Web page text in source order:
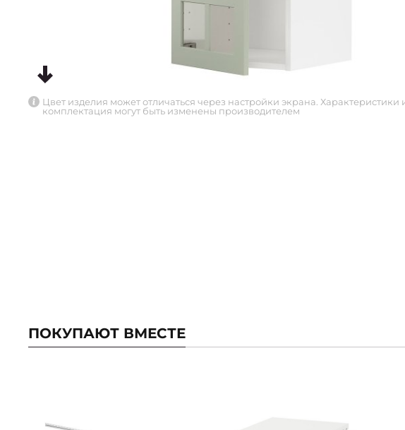
Цвет изделия может отличаться через настройки экрана. Характеристики
комплектация могут быть изменены производителем
ПОКУПАЮТ ВМЕСТЕ